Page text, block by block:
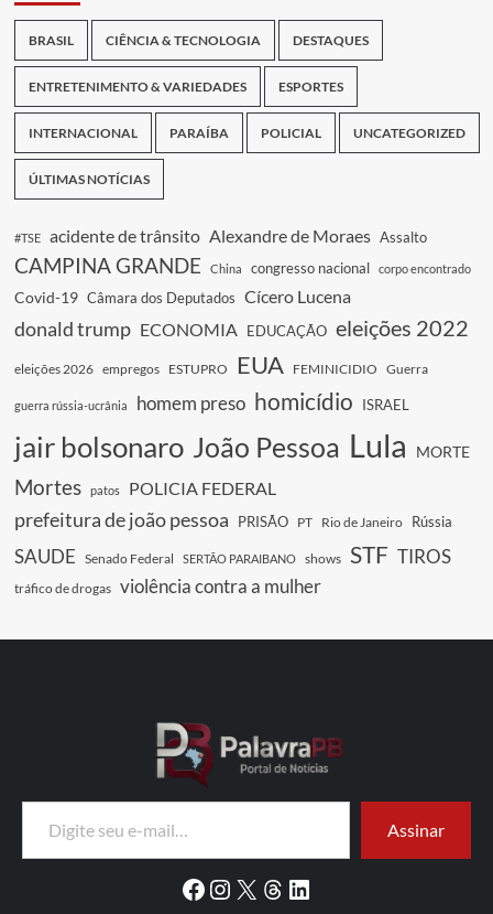
BRASIL CIÊNCIA & TECNOLOGIA DESTAQUES
ENTRETENIMENTO & VARIEDADES ESPORTES
INTERNACIONAL PARAÍBA POLICIAL UNCATEGORIZED
ÚLTIMAS NOTÍCIAS
#TSE acidente de trânsito Alexandre de Moraes Assalto
CAMPINA GRANDE China congresso nacional corpo encontrado
Covid-19 Câmara dos Deputados Cícero Lucena
donald trump ECONOMIA EDUCAÇÃO eleições 2022
eleições 2026 empregos ESTUPRO EUA FEMINICIDIO Guerra
guerra rússia-ucrânia homem preso homicídio ISRAEL
jair bolsonaro João Pessoa Lula MORTE
Mortes patos POLICIA FEDERAL
prefeitura de joão pessoa PRISÃO PT Rio de Janeiro Rússia
SAUDE Senado Federal SERTÃO PARAIBANO shows STF TIROS
tráfico de drogas violência contra a mulher
Digite seu e-mail…
Assinar
Facebook
Instagram
X Threads
LinkedIn